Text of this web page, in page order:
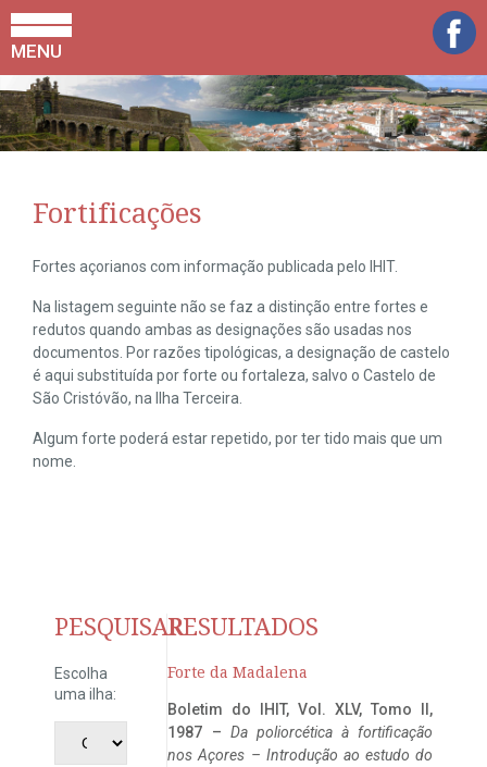
MENU
Fortificações
Fortes açorianos com informação publicada pelo IHIT.
Na listagem seguinte não se faz a distinção entre fortes e
redutos quando ambas as designações são usadas nos
documentos. Por razões tipológicas, a designação de castelo
é aqui substituída por forte ou fortaleza, salvo o Castelo de
São Cristóvão, na Ilha Terceira.
Algum forte poderá estar repetido, por ter tido mais que um
nome.
PESQUISAR
Escolha
uma ilha:
RESULTADOS
Forte da Madalena
Boletim do IHIT, Vol. XLV, Tomo II,
1987 – Da poliorcética à fortificação
nos Açores – Introdução ao estudo do